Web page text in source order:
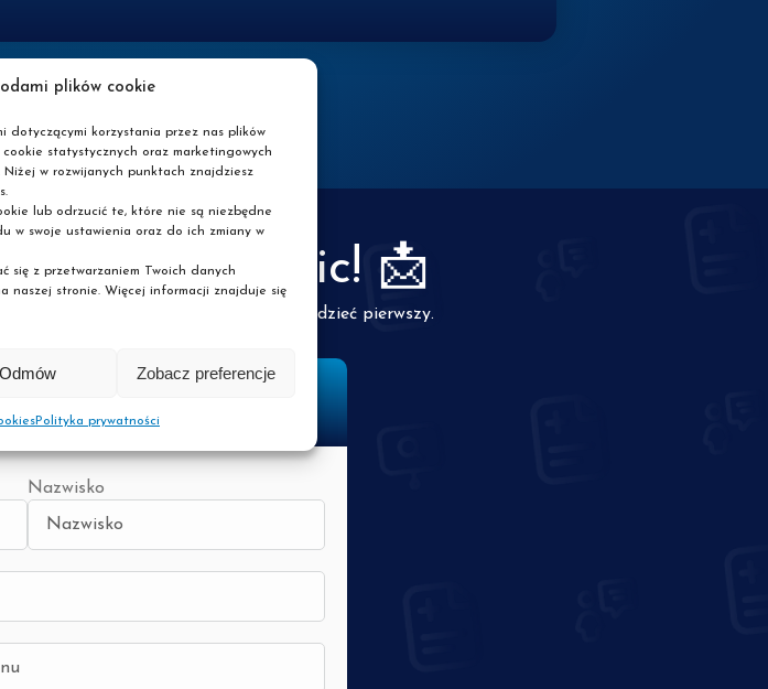
plików cookie
dotyczącymi korzystania przez nas plików
statystycznych oraz marketingowych
w rozwijanych punktach znajdziesz
lub odrzucić te, które nie są niezbędne
w swoje ustawienia oraz do ich zmiany w
się z przetwarzaniem Twoich danych
naszej stronie. Więcej informacji znajduje się
Odmów Zobacz preferencje
Polityka prywatności
ale to nic! 📩
ruszy kolejny webinar, będziesz wiedzieć pierwszy.
Nazwisko